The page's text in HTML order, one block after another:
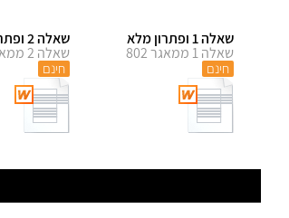
שאלה 1 ופתרון מלא
שאלה 1 ממאגר 802
חינם
שאלה 2 ופתרון מלא
שאלה 2 ממאגר 802
חינם